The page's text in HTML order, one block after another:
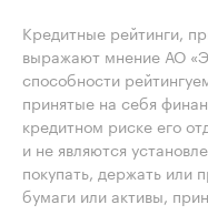
Кредитные рейтинги,
выражают мнение АО
способности
принятые на себя
кредитном риске его
и не являются
покупать, держать или
бумаги или активы,